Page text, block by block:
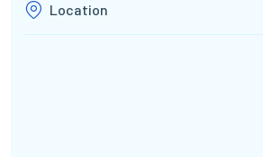
Location